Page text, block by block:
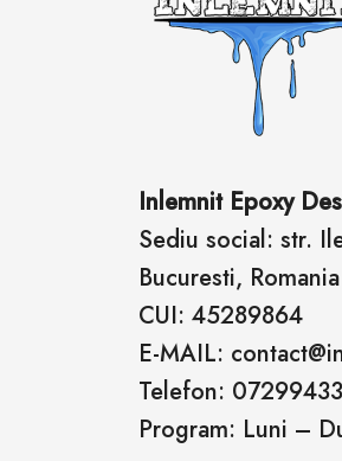
Inlemnit Epoxy
Sediu social: str.
Bucuresti, Romania
CUI: 45289864
E-MAIL:
Telefon:
Program: Luni –